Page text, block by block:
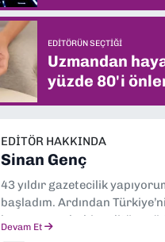
EDITÖRÜN SEÇTIĞI
Uzmandan
yüzde 80'i
EDITÖR HAKKINDA
Sinan Genç
43 yıldır gazetecilik
başladım. Ardından
boyunca muhabir, editör,
Devam Et